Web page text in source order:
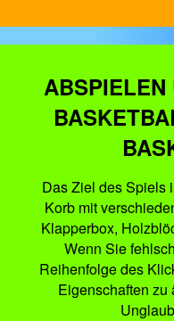
ABSPIELEN
Das Ziel des Spiels
Korb mit
Klapperbox,
Wenn Sie
Reihenfolge des
Eigenschaften zu